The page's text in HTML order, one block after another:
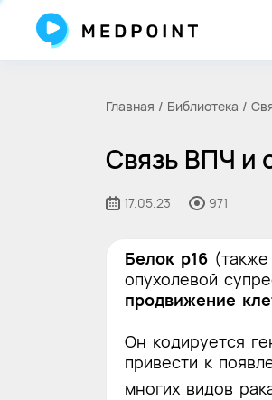
Главная Библиотека
Связь ВПЧ и
17.05.23 971
Белок p16
опухолевой
продвижение
Он кодируется
привести к
многих видов